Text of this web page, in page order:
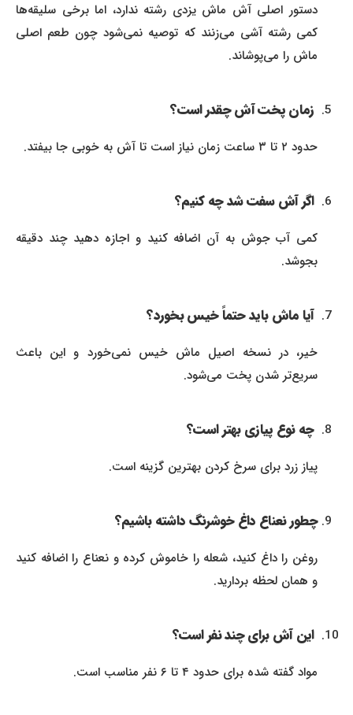
دستور اصلی آش ماش یزدی رشته ندارد، اما برخی سلیقه‌ها
کمی رشته آشی می‌زنند که توصیه نمی‌شود چون طعم اصلی
ماش را می‌پوشاند.
زمان پخت آش چقدر است؟
حدود ۲ تا ۳ ساعت زمان نیاز است تا آش به خوبی جا بیفتد.
اگر آش سفت شد چه کنیم؟
کمی آب جوش به آن اضافه کنید و اجازه دهید چند دقیقه
بجوشد.
آیا ماش باید حتماً خیس بخورد؟
خیر، در نسخه اصیل ماش خیس نمی‌خورد و این باعث
سریع‌تر شدن پخت می‌شود.
چه نوع پیازی بهتر است؟
پیاز زرد برای سرخ کردن بهترین گزینه است.
چطور نعناع داغ خوشرنگ داشته باشیم؟
روغن را داغ کنید، شعله را خاموش کرده و نعناع را اضافه کنید
و همان لحظه بردارید.
این آش برای چند نفر است؟
مواد گفته شده برای حدود ۴ تا ۶ نفر مناسب است.